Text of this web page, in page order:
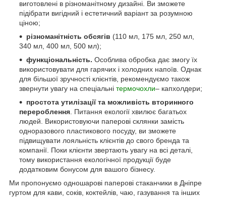
виготовлені в різноманітному дизайні. Ви зможете
підібрати вигідний і естетичний варіант за розумною
ціною;
різноманітність обсягів (110 мл, 175 мл, 250 мл,
340 мл, 400 мл, 500 мл);
функціональність. Особлива обробка дає змогу їх
використовувати для гарячих і холодних напоїв. Однак
для більшої зручності клієнтів, рекомендуємо також
звернути увагу на спеціальні термочохли– капхолдери;
простота утилізації та можливість вторинного
перероблення . Питання екології хвилює багатьох
людей. Використовуючи паперові склянки замість
одноразового пластикового посуду, ви зможете
підвищувати лояльність клієнтів до свого бренда та
компанії. Поки клієнти звертають увагу на всі деталі,
тому використання екологічної продукції буде
додатковим бонусом для вашого бізнесу.
Ми пропонуємо одношарові паперові стаканчики в Дніпре
гуртом для кави, соків, коктейлів, чаю, газування та інших